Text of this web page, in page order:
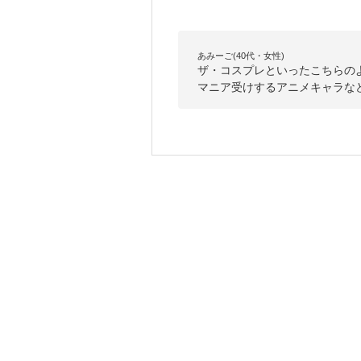
あみーご(40代・女性)
ザ・コスプレといったこちら
マニア受けするアニメキャラな